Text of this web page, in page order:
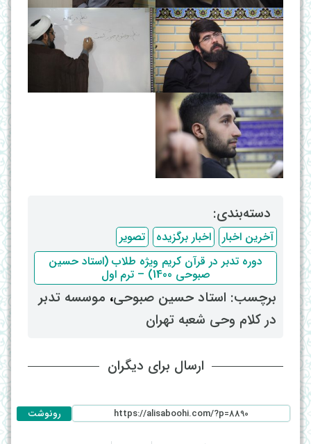
دسته‌بندی: ‌
آخرین اخبار اخبار برگزیده
تصویر
دوره تدبر در قرآن کریم ویژه طلاب (استاد حسین
صبوحی 1400) – ترم اول
برچسب: ‌ استاد حسین صبوحی، ‌ موسسه تدبر
در کلام وحی شعبه تهران
ارسال برای دیگران
رونوشت